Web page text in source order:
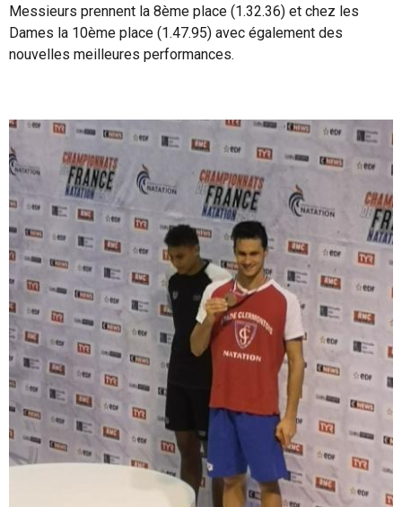
Messieurs prennent la 8ème place (1.32.36) et chez les
Dames la 10ème place (1.47.95) avec également des
nouvelles meilleures performances.